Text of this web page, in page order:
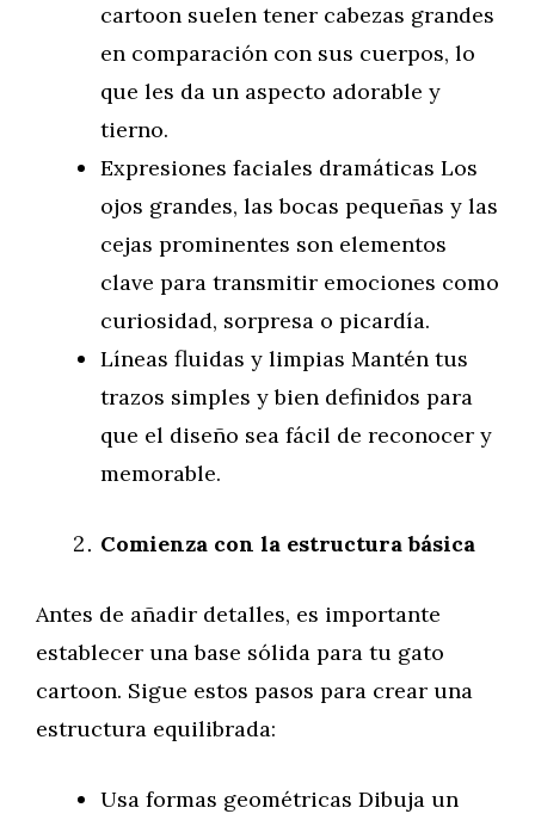
cartoon suelen tener cabezas grandes
en comparación con sus cuerpos, lo
que les da un aspecto adorable y
tierno.
Expresiones faciales dramáticas Los
ojos grandes, las bocas pequeñas y las
cejas prominentes son elementos
clave para transmitir emociones como
curiosidad, sorpresa o picardía.
Líneas fluidas y limpias Mantén tus
trazos simples y bien definidos para
que el diseño sea fácil de reconocer y
memorable.
Comienza con la estructura básica
Antes de añadir detalles, es importante
establecer una base sólida para tu gato
cartoon. Sigue estos pasos para crear una
estructura equilibrada:
Usa formas geométricas Dibuja un